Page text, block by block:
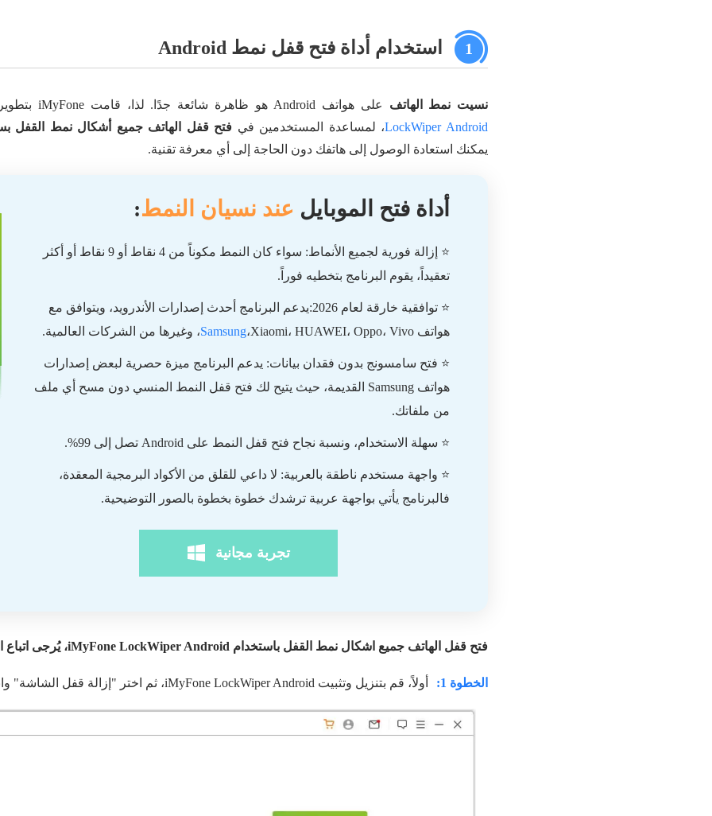
1 استخدام أداة فتح قفل نمط Android
نسيت نمط الهاتف على هواتف Android هو ظاهرة شائعة جدًا. لذا، قامت iMyFone بتطوير أداة احترافية،
LockWiper Android، لمساعدة المستخدمين في فتح قفل الهاتف جميع أشكال نمط القفل
يمكنك استعادة الوصول إلى هاتفك دون الحاجة إلى أي معرفة تقنية.
أداة فتح الموبايل عند نسيان النمط:
⭐ إزالة فورية لجميع الأنماط: سواء كان النمط مكوناً من 4 نقاط أو 9 نقاط أو أكثر
تعقيداً، يقوم البرنامج بتخطيه فوراً.
⭐ توافقية خارقة لعام 2026:يدعم البرنامج أحدث إصدارات الأندرويد، ويتوافق مع
هواتف
Samsung،Xiaomi، HUAWEI، Oppo، Vivo، وغيرها من الشركات العالمية.
⭐ فتح سامسونج بدون فقدان بيانات: يدعم البرنامج ميزة حصرية لبعض إصدارات
هواتف Samsung القديمة، حيث يتيح لك فتح قفل النمط المنسي دون مسح أي ملف
من ملفاتك.
⭐ سهلة الاستخدام، ونسبة نجاح فتح قفل النمط على Android تصل إلى 99%.
⭐ واجهة مستخدم ناطقة بالعربية: لا داعي للقلق من الأكواد البرمجية المعقدة،
فالبرنامج يأتي بواجهة عربية ترشدك خطوة بخطوة بالصور التوضيحية.
تجربة مجانية
فتح قفل الهاتف جميع اشكال نمط القفل باستخدام iMyFone LockWiper Android، يُرجى اتباع الخطوات التالية:
الخطوة 1: أولاً، قم بتنزيل وتثبيت iMyFone LockWiper Android، ثم اختر "إزالة قفل الشاشة" وانقر على "ابدأ".